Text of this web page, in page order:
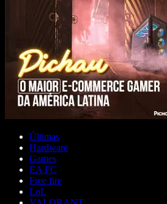
Últimas
Hardware
Games
EA FC
Free fire
LoL